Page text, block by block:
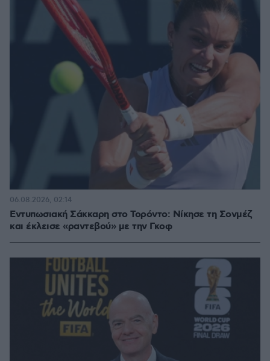
Εντυπωσιακή Σάκκαρη στο Τορόντο: Νίκησε τη Σονμέζ
και έκλεισε «ραντεβού» με την Γκοφ
06.08.2026, 02:14